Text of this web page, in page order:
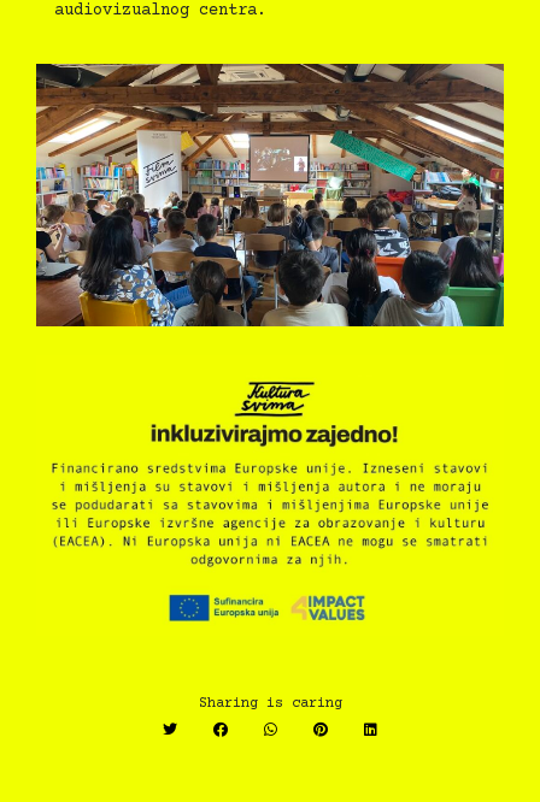
audiovizualnog centra.
Sharing is caring